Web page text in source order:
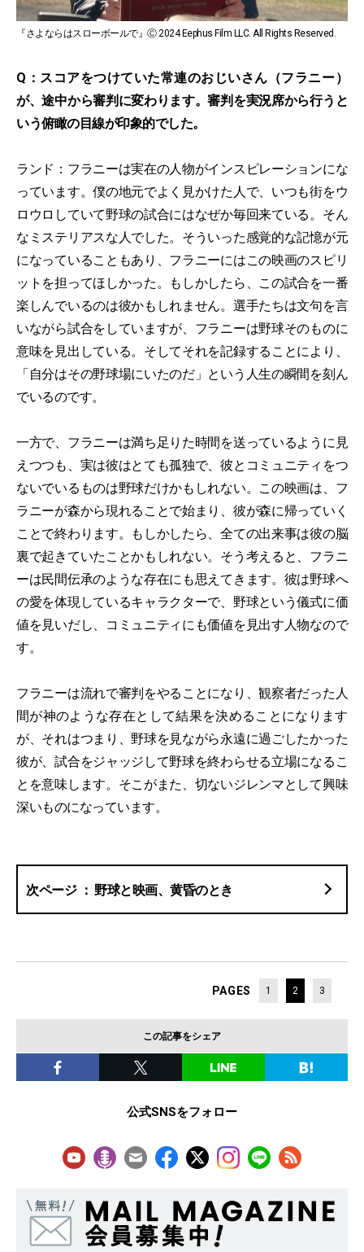
『さよならはスローボールで』Ⓒ 2024 Eephus Film LLC. All Rights Reserved.
Q：スコアをつけていた常連のおじいさん（フラニー）
が、途中から審判に変わります。審判を実況席から行うと
いう俯瞰の目線が印象的でした。
ランド：フラニーは実在の人物がインスピレーションにな
っています。僕の地元でよく見かけた人で、いつも街をウ
ロウロしていて野球の試合にはなぜか毎回来ている。そん
なミステリアスな人でした。そういった感覚的な記憶が元
になっていることもあり、フラニーにはこの映画のスピリ
ットを担ってほしかった。もしかしたら、この試合を一番
楽しんでいるのは彼かもしれません。選手たちは文句を言
いながら試合をしていますが、フラニーは野球そのものに
意味を見出している。そしてそれを記録することにより、
「自分はその野球場にいたのだ」という人生の瞬間を刻ん
でいるのです。
一方で、フラニーは満ち足りた時間を送っているように見
えつつも、実は彼はとても孤独で、彼とコミュニティをつ
ないでいるものは野球だけかもしれない。この映画は、フ
ラニーが森から現れることで始まり、彼が森に帰っていく
ことで終わります。もしかしたら、全ての出来事は彼の脳
裏で起きていたことかもしれない。そう考えると、フラニ
ーは民間伝承のような存在にも思えてきます。彼は野球へ
の愛を体現しているキャラクターで、野球という儀式に価
値を見いだし、コミュニティにも価値を見出す人物なので
す。
フラニーは流れで審判をやることになり、観察者だった人
間が神のような存在として結果を決めることになります
が、それはつまり、野球を見ながら永遠に過ごしたかった
彼が、試合をジャッジして野球を終わらせる立場になるこ
とを意味します。そこがまた、切ないジレンマとして興味
深いものになっています。
野球と映画、黄昏のとき
PAGES 1 2 3
この記事をシェア
公式SNSをフォロー